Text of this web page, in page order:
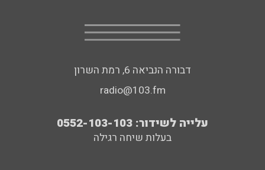
דבורה הנביאה 6, רמת השרון
radio@103.fm
עלייה לשידור: 0552-103-103
בעלות שיחה רגילה